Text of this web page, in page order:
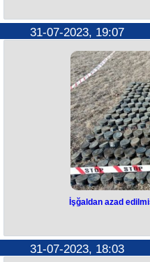
dərhal
Bu barədə Türkiyə
işlər naziri
Azərbaycan-Ermənistan
müzakirə olunduğu
açılmasının və
proses
O, Türkiyə-Azərbaycan
səylərin
31-07-2023, 19:07
daha
İşğaldan azad
31-07-2023, 18:03